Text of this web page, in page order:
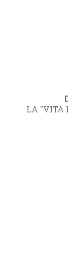
LA "VITA